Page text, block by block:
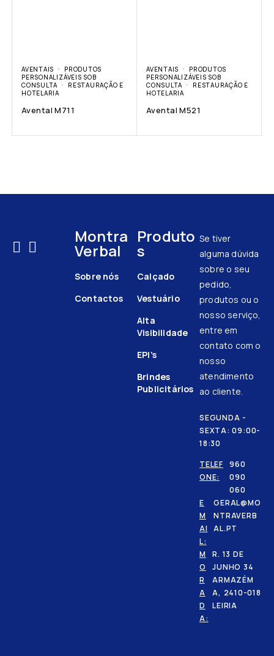
AVENTAIS
PRODUTOS
PERSONALIZÁVEIS SOB
CONSULTA
RESTAURAÇÃO E
HOTELARIA
Avental M711
AVENTAIS
PRODUTOS
PERSONALIZÁVEIS SOB
CONSULTA
RESTAURAÇÃO E
HOTELARIA
Avental M521
Montra
Verbal
Sobre nós
Contactos
Produto
s
Calçado
Vestuário
Alta
Visibilidade
EPI’s
Brindes
Publicitários
Se tiver
alguma dúvida
sobre o seu
pedido,
produtos ou o
nosso serviço,
entre em
contato com o
nosso
atendimento
ao cliente.
SEGUNDA -
SEXTA: 09:00-
18:30
TELEF
ONE:
960
090
060
E
M
AI
L:
GERAL@MO
NTRAVERB
AL.PT
M
O
R
A
D
A:
R. 13 DE
JUNHO 34
ARMAZÉM
A, 2410-018
LEIRIA